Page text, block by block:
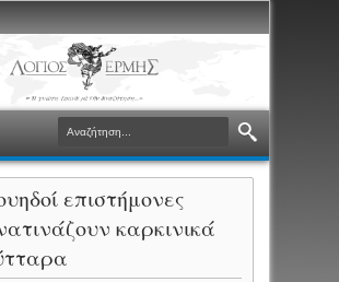
επιστήμονες
καρκινικά